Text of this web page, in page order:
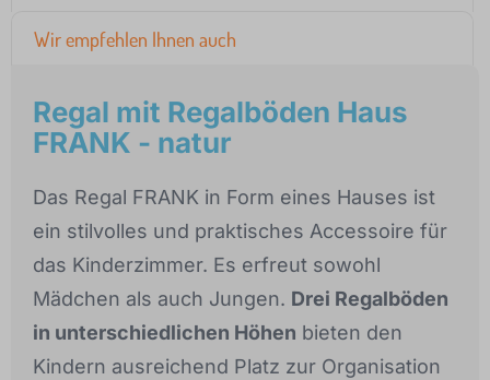
Wir empfehlen Ihnen auch
Regal mit Regalböden Haus
FRANK - natur
Das Regal FRANK in Form eines Hauses ist
ein stilvolles und praktisches Accessoire für
das Kinderzimmer. Es erfreut sowohl
Mädchen als auch Jungen. Drei Regalböden
in unterschiedlichen Höhen bieten den
Kindern ausreichend Platz zur Organisation